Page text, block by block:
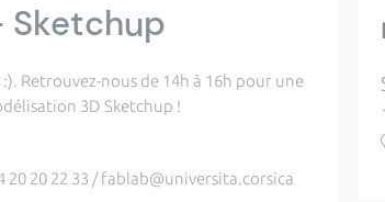
Retrouvez-nous de 14h à 16h pour une
3D Sketchup !
20 22 33 / fablab@universita.corsica